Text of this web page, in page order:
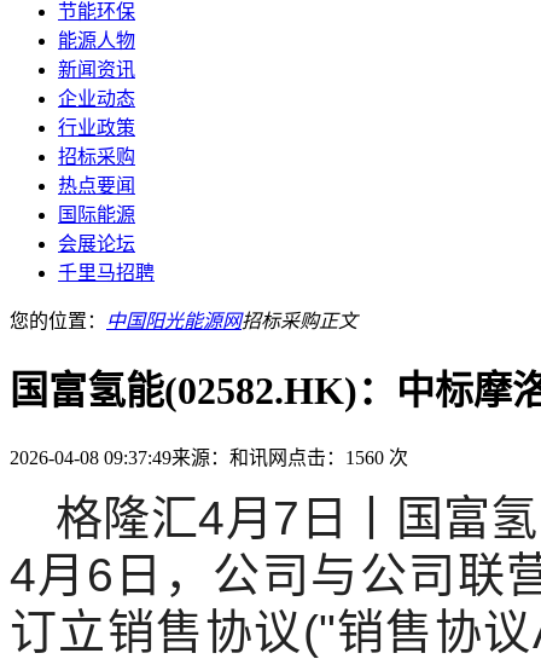
节能环保
能源人物
新闻资讯
企业动态
行业政策
招标采购
热点要闻
国际能源
会展论坛
千里马招聘
您的位置： 中国阳光能源网招标采购正文
国富氢能(02582.HK)：中标摩
2026-04-08 09:37:49来源：和讯网 点击：1560 次
格隆汇4月7日丨国富
4月6日，公司与公司联
订立销售协议("销售协